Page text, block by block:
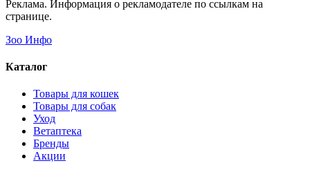
Реклама. Информация о рекламодателе по ссылкам на
странице.
Зоо Инфо
Каталог
Товары для кошек
Товары для собак
Уход
Ветаптека
Бренды
Акции